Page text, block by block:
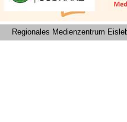
Regionales Medienzentrum